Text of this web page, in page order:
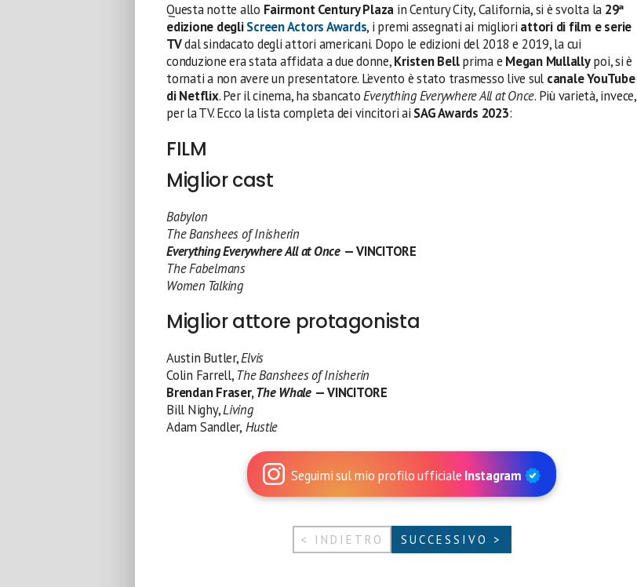
Questa notte allo Fairmont Century Plaza in Century City, California, si è svolta la 29ª
edizione degliScreen Actors Awards, i premi assegnati ai migliori attori di film e serie
TVdal sindacato degli attori americani. Dopo le edizioni del 2018 e 2019, la cui
conduzione era stata affidata a due donne,Kristen Bellprima e Megan Mullallypoi, si è
tornati a non avere un presentatore. L’evento è stato trasmesso live sul canale YouTube
di Netflix. Per il cinema, ha sbancatoEverything Everywhere All at Once. Più varietà, invece,
per la TV. Ecco la lista completa dei vincitori ai SAG Awards 2023:
FILM
Miglior cast
Babylon
The Banshees of Inisherin
Everything Everywhere All at Once — VINCITORE
The Fabelmans
Women Talking
Miglior attore protagonista
Austin Butler,Elvis
Colin Farrell, The Banshees of Inisherin
Brendan Fraser,The Whale — VINCITORE
Bill Nighy,Living
Adam Sandler, Hustle
Seguimi sul mio profilo ufficiale Instagram
< INDIETRO SUCCESSIVO >